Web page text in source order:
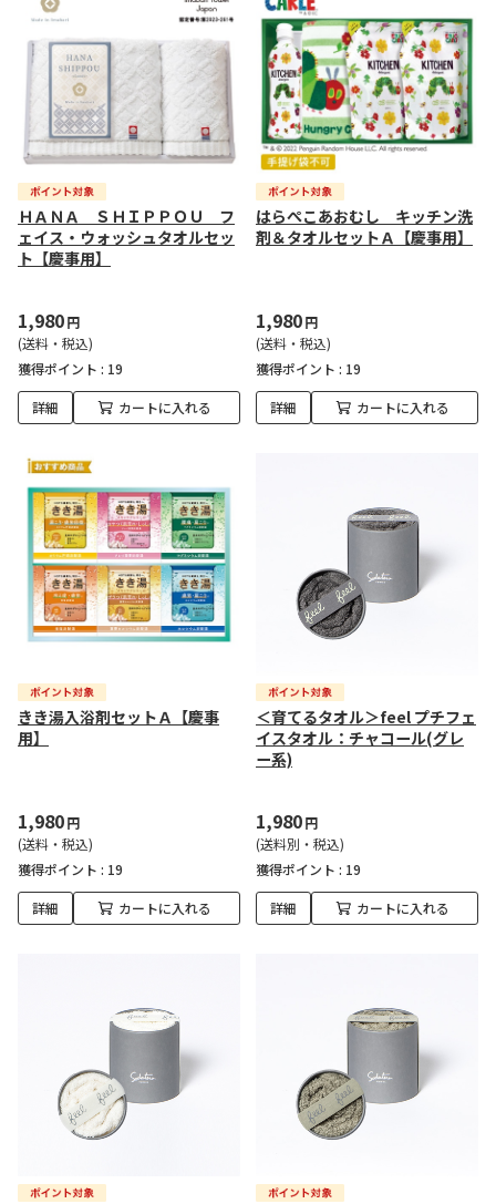
ＨＡＮＡ ＳＨＩＰＰＯＵ フ
ェイス・ウォッシュタオルセッ
ト【慶事用】
1,980円
(送料・税込)
獲得ポイント : 19
詳細 カートに入れる
はらぺこあおむし キッチン洗
剤＆タオルセットＡ【慶事用】
1,980円
(送料・税込)
獲得ポイント : 19
詳細 カートに入れる
きき湯入浴剤セットＡ【慶事
用】
1,980円
(送料・税込)
獲得ポイント : 19
詳細 カートに入れる
＜育てるタオル＞feel プチフェ
イスタオル：チャコール(グレ
ー系)
1,980円
(送料別・税込)
獲得ポイント : 19
詳細 カートに入れる